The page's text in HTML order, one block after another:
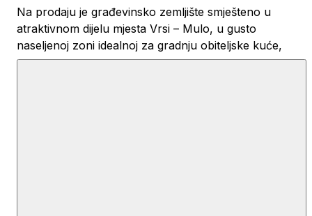
Na prodaju je građevinsko zemljište smješteno u
atraktivnom dijelu mjesta Vrsi – Mulo, u gusto
naseljenoj zoni idealnoj za gradnju obiteljske kuće,
apartmana ili turističkog objekta. Površina od 788 m²